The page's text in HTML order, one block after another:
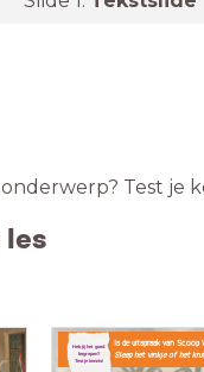
Test je
les
Heb jij het goed
begrepen?
Test je kennis!
Is de uitspraak van
Sleep het vinkje of het